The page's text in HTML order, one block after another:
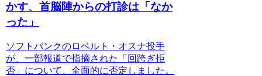
かす、首脳陣からの打診は「なか
った」
ソフトバンクのロベルト・オスナ投手
が、一部報道で指摘された「回跨ぎ拒
否」について、全面的に否定しました。